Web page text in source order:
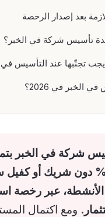
بعد إصدار الرخصة
تأسيس شركة في الخبر؟
تجنّبها عند التأسيس في
الخبر في 2026؟
شركة في الخبر
كامل 100% دون شريك أو
عبر رخصة
ومع اكتمال